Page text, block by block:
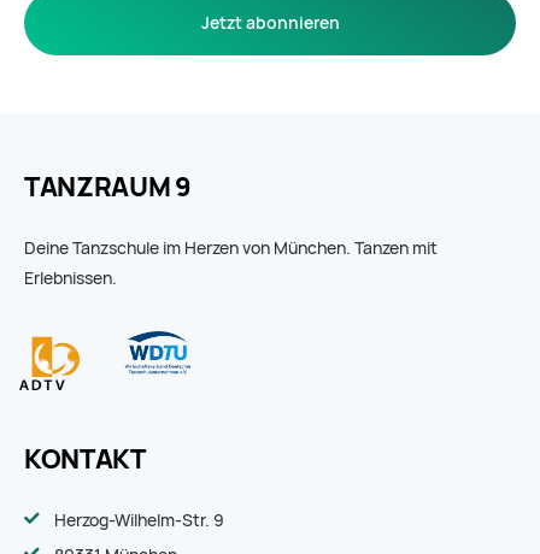
Jetzt abonnieren
TANZRAUM 9
Deine Tanzschule im Herzen von München. Tanzen mit
Erlebnissen.
KONTAKT
Herzog-Wilhelm-Str. 9